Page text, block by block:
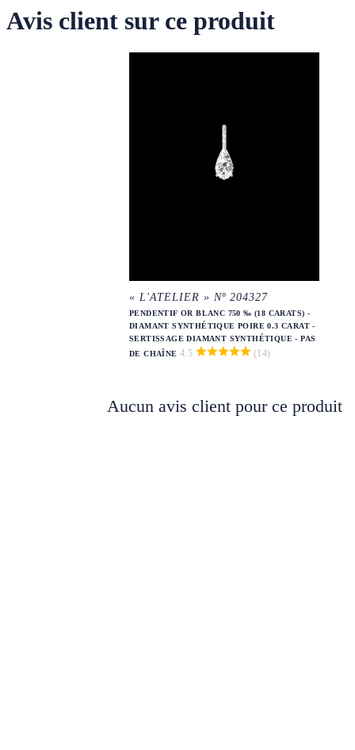
Avis client sur ce produit
« L'ATELIER » Nº 204327
PENDENTIF OR BLANC 750 ‰ (18 CARATS) -
DIAMANT SYNTHÉTIQUE POIRE 0.3 CARAT -
SERTISSAGE DIAMANT SYNTHÉTIQUE - PAS
DE CHAÎNE4.5 (14)
Aucun avis client pour ce produit